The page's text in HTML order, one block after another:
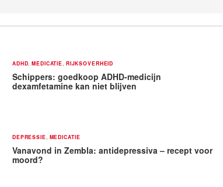
ADHD ,MEDICATIE RIJKSOVERHEID
Schippers: goedkoop ADHD-medicijn
dexamfetamine kan niet blijven
DEPRESSIE MEDICATIE
Vanavond in Zembla: antidepressiva – recept voor
moord?